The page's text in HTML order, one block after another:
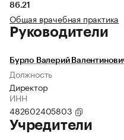
86.21
Общая врачебная практика
Руководители
Бурло Валерий
Должность
Директор
ИНН
482602405803
Учредители